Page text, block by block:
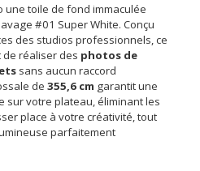
toile de fond immaculée
#01 Super White. Conçu
des studios professionnels, ce
réaliser des photos de
sans aucun raccord
de355,6 cm garantit une
sur votre plateau, éliminant les
place à votre créativité, tout
parfaitement